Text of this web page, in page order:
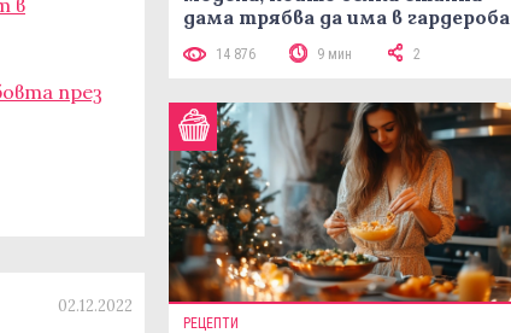
в
през
02.12.2022
дама трябва да има в гардероба
14 876 9 мин 2
РЕЦЕПТИ